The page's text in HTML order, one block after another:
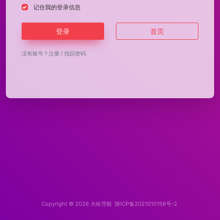
记住我的登录信息
登录 首页
没有账号？ 注册 / 找回密码
Copyright © 2026 大哈导航 陕ICP备2021010156号-2